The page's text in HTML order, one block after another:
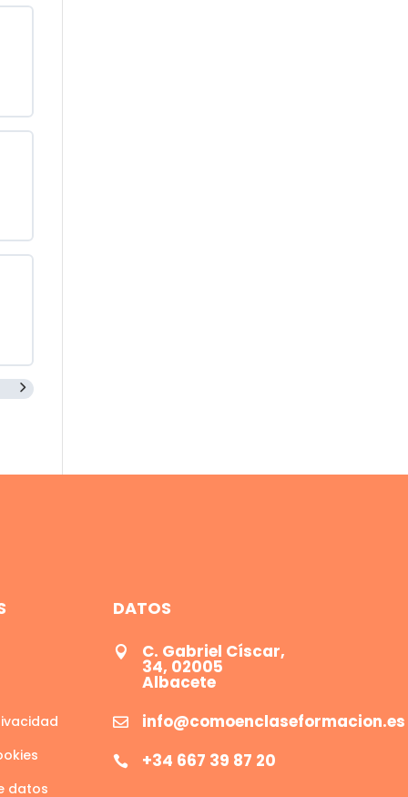
datos
DATOS
 C. Gabriel Císcar,
34, 02005
Albacete
 info@comoenclaseformacion.es
 +34 667 39 87 20